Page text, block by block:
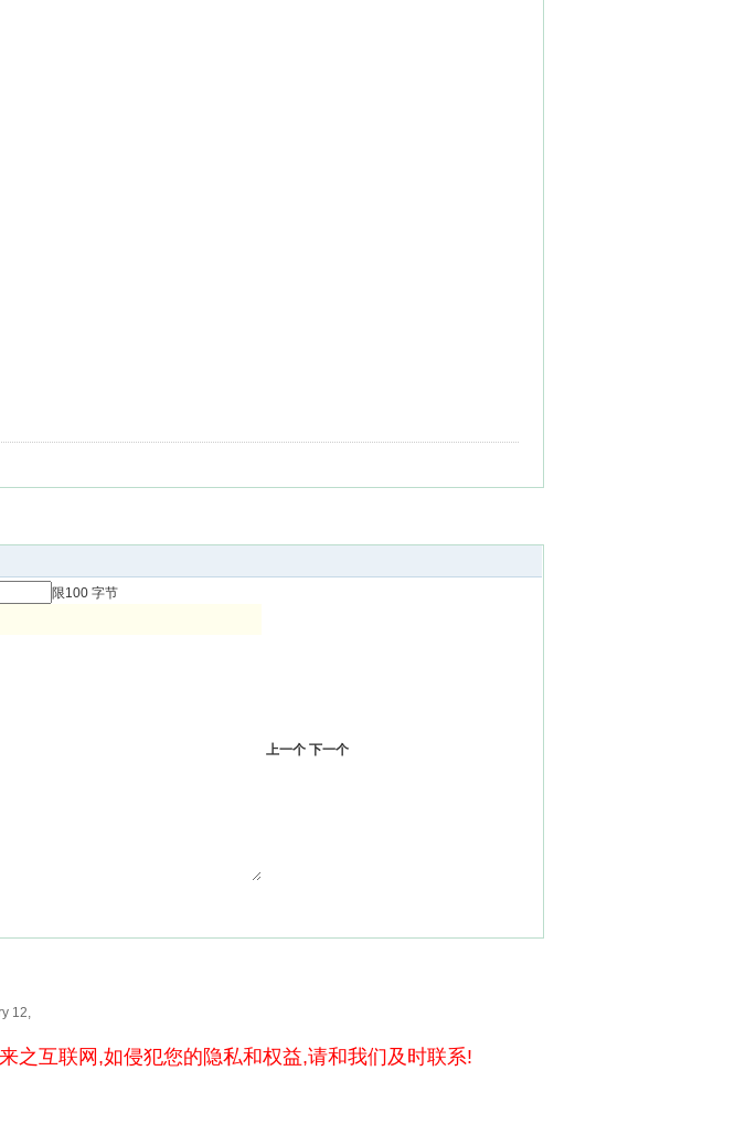
限100 字节
上一个 下一个
12,
之互联网,如侵犯您的隐私和权益,请和我们及时联系!